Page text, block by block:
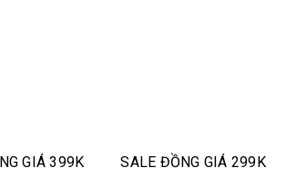
GIÁ 399K SALE ĐỒNG GIÁ 299K